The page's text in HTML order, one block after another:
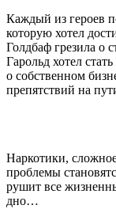
Каждый из героев
которую хотел
Голдбаф грезила о
Гарольд хотел
о собственном
препятствий на
Наркотики,
проблемы
рушит все
дно…